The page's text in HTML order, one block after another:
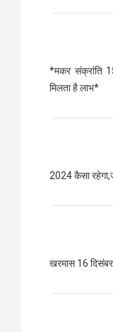
*मकर संक्रांति
मिलता है लाभ*
2024 कैसा
खरमास 16